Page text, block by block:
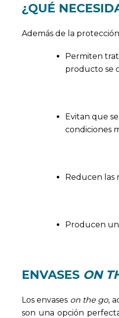
¿QUÉ
Además de la
Permiten
producto se
Evitan que
condiciones
Reducen las
Producen
ENVASES ON
Los envases on the go,
son una opción